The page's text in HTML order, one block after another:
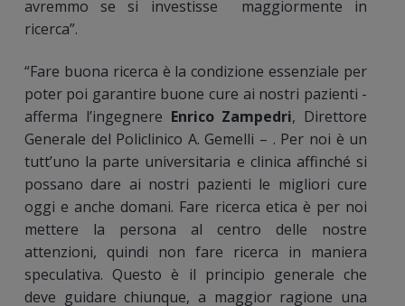
avremmo se si investisse maggiormente in
ricerca”.
“Fare buona ricerca è la condizione essenziale per
poter poi garantire buone cure ai nostri pazienti -
afferma l’ingegnere Enrico Zampedri, Direttore
Generale del Policlinico A. Gemelli – . Per noi è un
tutt’uno la parte universitaria e clinica affinché si
possano dare ai nostri pazienti le migliori cure
oggi e anche domani. Fare ricerca etica è per noi
mettere la persona al centro delle nostre
attenzioni, quindi non fare ricerca in maniera
speculativa. Questo è il principio generale che
deve guidare chiunque, a maggior ragione una